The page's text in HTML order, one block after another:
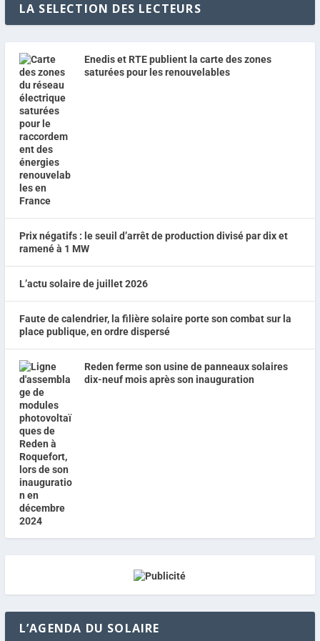
LA SELECTION DES LECTEURS
Enedis et RTE publient la carte des zones
saturées pour les renouvelables
Prix négatifs : le seuil d’arrêt de production divisé par dix et
ramené à 1 MW
L’actu solaire de juillet 2026
Faute de calendrier, la filière solaire porte son combat sur la
place publique, en ordre dispersé
Reden ferme son usine de panneaux solaires
dix-neuf mois après son inauguration
L’AGENDA DU SOLAIRE